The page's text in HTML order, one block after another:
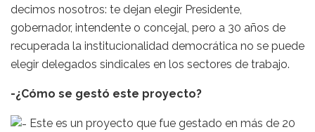
decimos nosotros: te dejan elegir Presidente,
gobernador, intendente o concejal, pero a 30 años de
recuperada la institucionalidad democrática no se puede
elegir delegados sindicales en los sectores de trabajo.
-¿Cómo se gestó este proyecto?
Este es un proyecto que fue gestado en más de 20